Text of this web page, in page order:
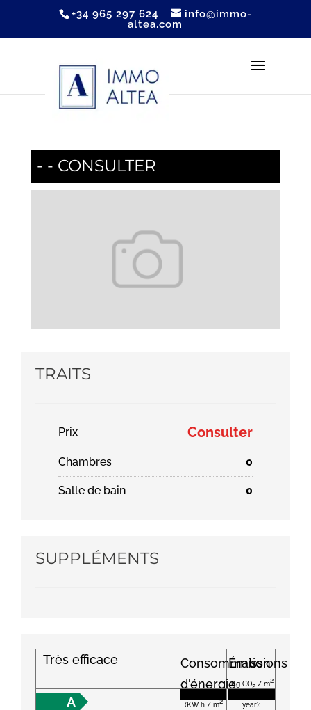
+34 965 297 624
info@immo-
altea.com
- - CONSULTER
TRAITS
Prix Consulter
Chambres 0
Salle de bain 0
SUPPLÉMENTS
Très efficace
Consommation
d'énergie
(KW h / m2
Émissions
(Kg CO2 / m2
year):
A